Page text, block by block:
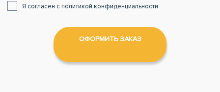
Я согласен с политикой конфиденциальности
ОФОРМИТЬ ЗАКАЗ